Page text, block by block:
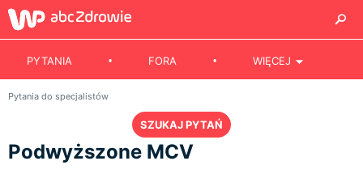
PYTANIA FORA WIĘCEJ
Pytania do specjalistów
SZUKAJ PYTAŃ
Podwyższone MCV